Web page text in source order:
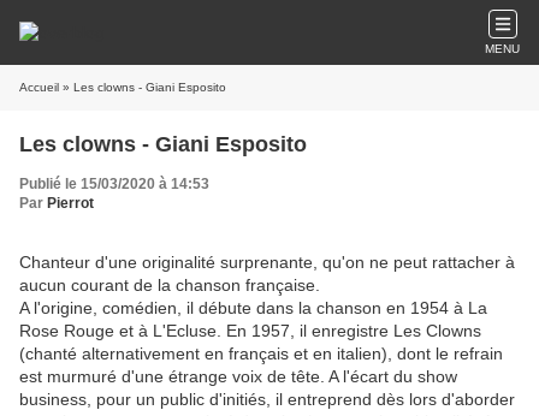
MENU
Accueil » Les clowns - Giani Esposito
Les clowns - Giani Esposito
Publié le 15/03/2020 à 14:53
Par Pierrot
Chanteur d'une originalité surprenante, qu'on ne peut rattacher à
aucun courant de la chanson française.
A l'origine, comédien, il débute dans la chanson en 1954 à La
Rose Rouge et à L'Ecluse. En 1957, il enregistre Les Clowns
(chanté alternativement en français et en italien), dont le refrain
est murmuré d'une étrange voix de tête. A l'écart du show
business, pour un public d'initiés, il entreprend dès lors d'aborder